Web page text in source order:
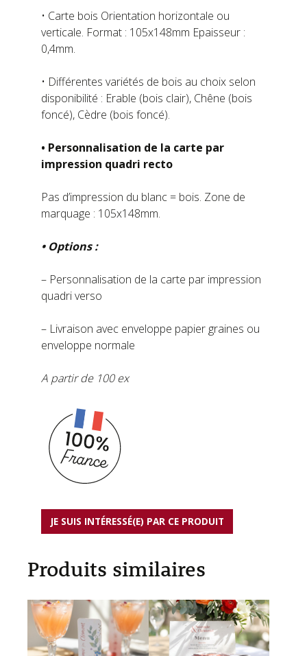
• Carte bois Orientation horizontale ou
verticale. Format : 105x148mm Epaisseur :
0,4mm.
• Différentes variétés de bois au choix selon
disponibilité : Erable (bois clair), Chêne (bois
foncé), Cèdre (bois foncé).
• Personnalisation de la carte par
impression quadri recto
Pas d’impression du blanc = bois. Zone de
marquage : 105x148mm.
• Options :
– Personnalisation de la carte par impression
quadri verso
– Livraison avec enveloppe papier graines ou
enveloppe normale
A partir de 100 ex
JE SUIS INTÉRESSÉ(E) PAR CE PRODUIT
Produits similaires